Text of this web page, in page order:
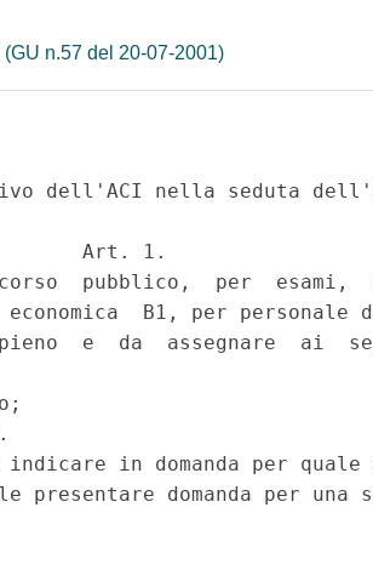
(GU n.57 del 20-07-2001)